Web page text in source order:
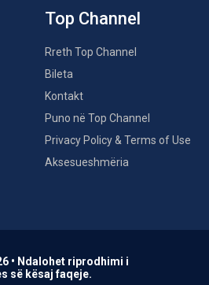
Top Channel
Rreth Top Channel
Bileta
Kontakt
Puno në Top Channel
Privacy Policy & Terms of Use
Aksesueshmëria
• Ndalohet riprodhimi i
së kësaj faqeje.